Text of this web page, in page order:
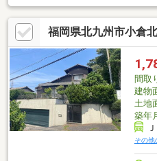
験豊富な当社スタッフがお客様の
いただきます。お気軽に株式会社
い。
福岡県北九州市小倉
間取
建物
土地
築年
その他